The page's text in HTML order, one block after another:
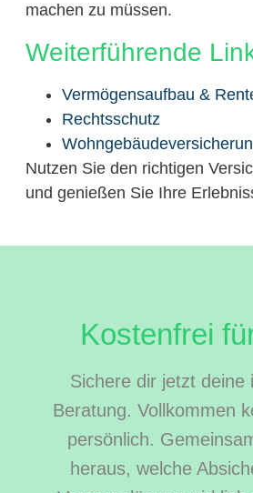
machen zu müssen.
Weiterführende
Vermögensaufbau &
Rechtsschutz
Nutzen Sie den richtigen
und genießen Sie Ihre
Kostenfrei
Sichere dir jetzt deine
Beratung. Vollkommen
persönlich.
heraus, welche